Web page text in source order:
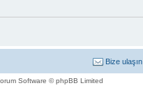
Bize ulaşın
Software © phpBB Limited